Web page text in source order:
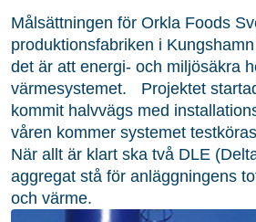
Målsättningen för Orkla Foods
produktionsfabriken i
det är att energi- och miljösäkra
värmesystemet. Projektet
kommit halvvägs med
våren kommer systemet
När allt är klart ska två DLE
aggregat stå för anläggningens
och värme.